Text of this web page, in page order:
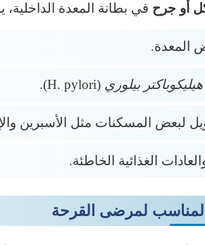
أو جرح في بطانة المعدة الداخلية،
المعدة.
هيليكوباكتر بيلوري (H. pylori).
لبعض المسكنات مثل الأسبرين
الغذائية الخاطئة.
المناسب لمرضى القرحة